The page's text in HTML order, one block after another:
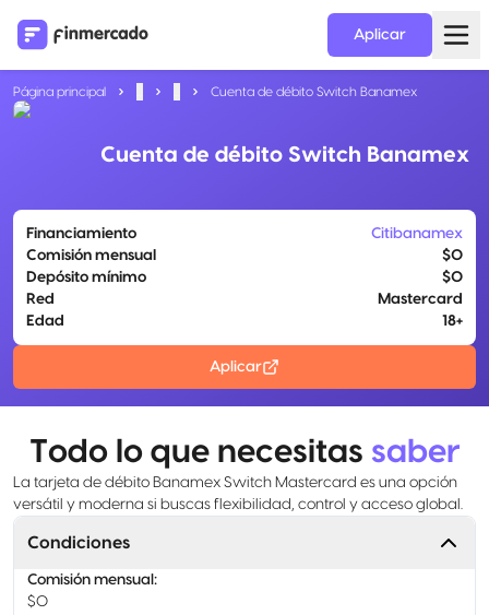
Aplicar
Página principal Cuenta de débito Switch Banamex
Cuenta de débito Switch Banamex
Financiamiento
Citibanamex
Comisión mensual
$0
Depósito mínimo
$0
Red
Mastercard
Edad
18+
Aplicar
Todo lo que necesitas saber
La tarjeta de débito Banamex Switch Mastercard es una opción
versátil y moderna si buscas flexibilidad, control y acceso global.
Condiciones
Comisión mensual :
$0